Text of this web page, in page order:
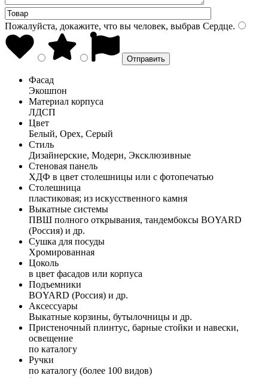
Пожалуйста, докажите, что вы человек, выбрав Сердце.
Фасад
Экошпон
Материал корпуса
ЛДСП
Цвет
Белый, Орех, Серый
Стиль
Дизайнерские, Модерн, Эксклюзивные
Стеновая панель
ХДФ в цвет столешницы или с фотопечатью
Столешница
пластиковая; из искусственного камня
Выкатные системы
ПВШ полного открывания, тандембоксы BOYARD
(Россия) и др.
Сушка для посуды
Хромированная
Цоколь
в цвет фасадов или корпуса
Подъемники
BOYARD (Россия) и др.
Аксессуары
Выкатные корзины, бутылочницы и др.
Пристеночный плинтус, барные стойки и навески,
освещение
по каталогу
Ручки
по каталогу (более 100 видов)